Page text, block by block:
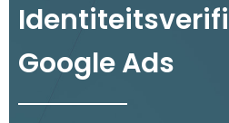
Identiteitsverifi
GoogleAds